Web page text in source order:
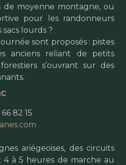
de moyenne montagne, ou
pour les randonneurs
lourds ?
sont proposés : pistes
anciens reliant de petits
s’ouvrant sur des
82 15
ariégeoises, des circuits
4 à 5 heures de marche au